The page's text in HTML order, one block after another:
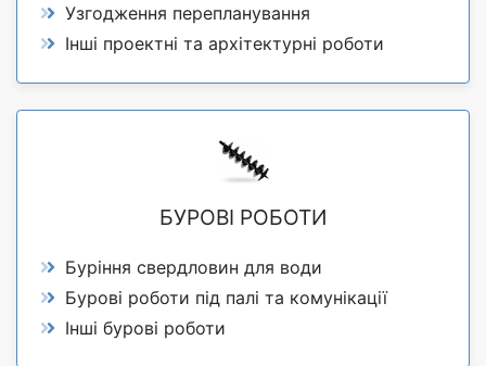
Узгодження перепланування
Інші проектні та архітектурні роботи
БУРОВІ РОБОТИ
Буріння свердловин для води
Бурові роботи під палі та комунікації
Інші бурові роботи